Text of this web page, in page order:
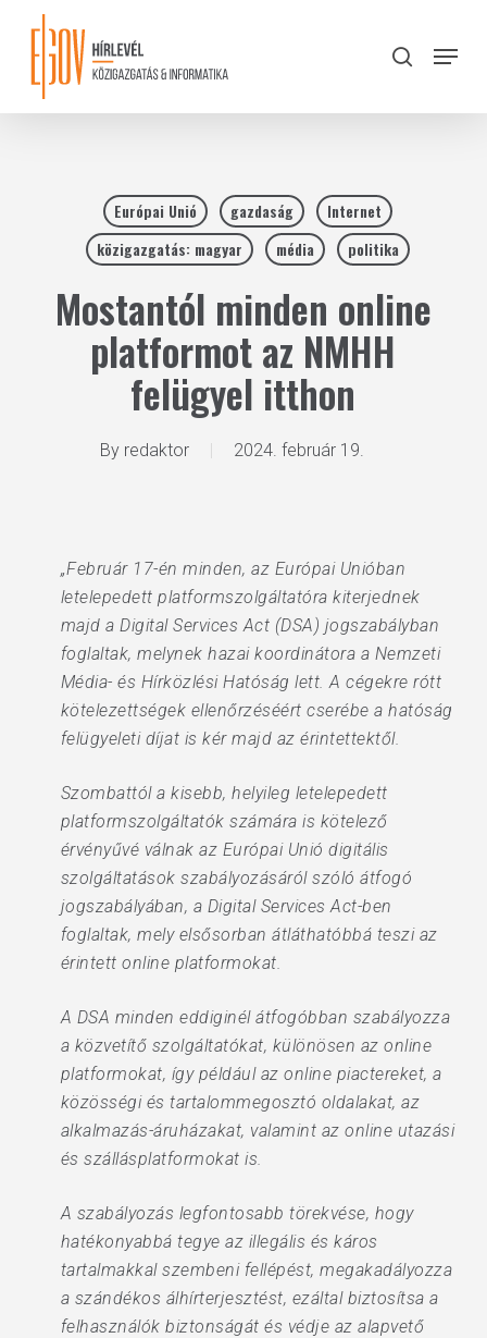
content
search
Menu
Európai Unió gazdaság
Internet
közigazgatás: magyar
média politika
Mostantól minden online
platformot az NMHH
felügyel itthon
By redaktor 2024. február 19.
„Február 17-én minden, az Európai Unióban
letelepedett platformszolgáltatóra kiterjednek
majd a Digital Services Act (DSA) jogszabályban
foglaltak, melynek hazai koordinátora a Nemzeti
Média- és Hírközlési Hatóság lett. A cégekre rótt
kötelezettségek ellenőrzéséért cserébe a hatóság
felügyeleti díjat is kér majd az érintettektől.
Szombattól a kisebb, helyileg letelepedett
platformszolgáltatók számára is kötelező
érvényűvé válnak az Európai Unió digitális
szolgáltatások szabályozásáról szóló átfogó
jogszabályában, a Digital Services Act-ben
foglaltak, mely elsősorban átláthatóbbá teszi az
érintett online platformokat.
A DSA minden eddiginél átfogóbban szabályozza
a közvetítő szolgáltatókat, különösen az online
platformokat, így például az online piactereket, a
közösségi és tartalommegosztó oldalakat, az
alkalmazás-áruházakat, valamint az online utazási
és szállásplatformokat is.
A szabályozás legfontosabb törekvése, hogy
hatékonyabbá tegye az illegális és káros
tartalmakkal szembeni fellépést, megakadályozza
a szándékos álhírterjesztést, ezáltal biztosítsa a
felhasználók biztonságát és védje az alapvető
Close